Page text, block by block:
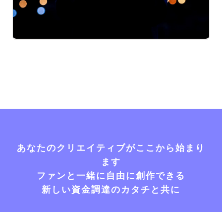
あなたのクリエイティブがここから始まり
ます
ファンと一緒に自由に創作できる
新しい資金調達のカタチと共に